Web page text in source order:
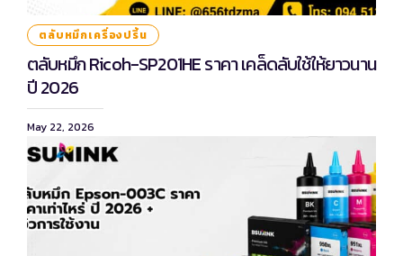
ตลับหมึกเครื่องปริ้น
ตลับหมึก Ricoh-SP201HE ราคา เคล็ดลับใช้ให้ยาวนาน
ปี 2026
May 22, 2026